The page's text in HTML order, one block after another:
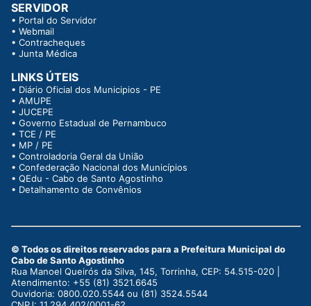
SERVIDOR
• Portal do Servidor
• Webmail
• Contracheques
• Junta Médica
LINKS ÚTEIS
• Diário Oficial dos Municipios - PE
• AMUPE
• JUCEPE
• Governo Estadual de Pernambuco
• TCE / PE
• MP / PE
• Controladoria Geral da União
• Confederação Nacional dos Municípios
• QEdu - Cabo de Santo Agostinho
• Detalhamento de Convênios
© Todos os direitos reservados para a Prefeitura Municipal do
Cabo de Santo Agostinho
Rua Manoel Queirós da Silva, 145, Torrinha, CEP: 54.515-020 |
Atendimento: +55 (81) 3521.6645
Ouvidoria: 0800.020.5544 ou (81) 3524.5544